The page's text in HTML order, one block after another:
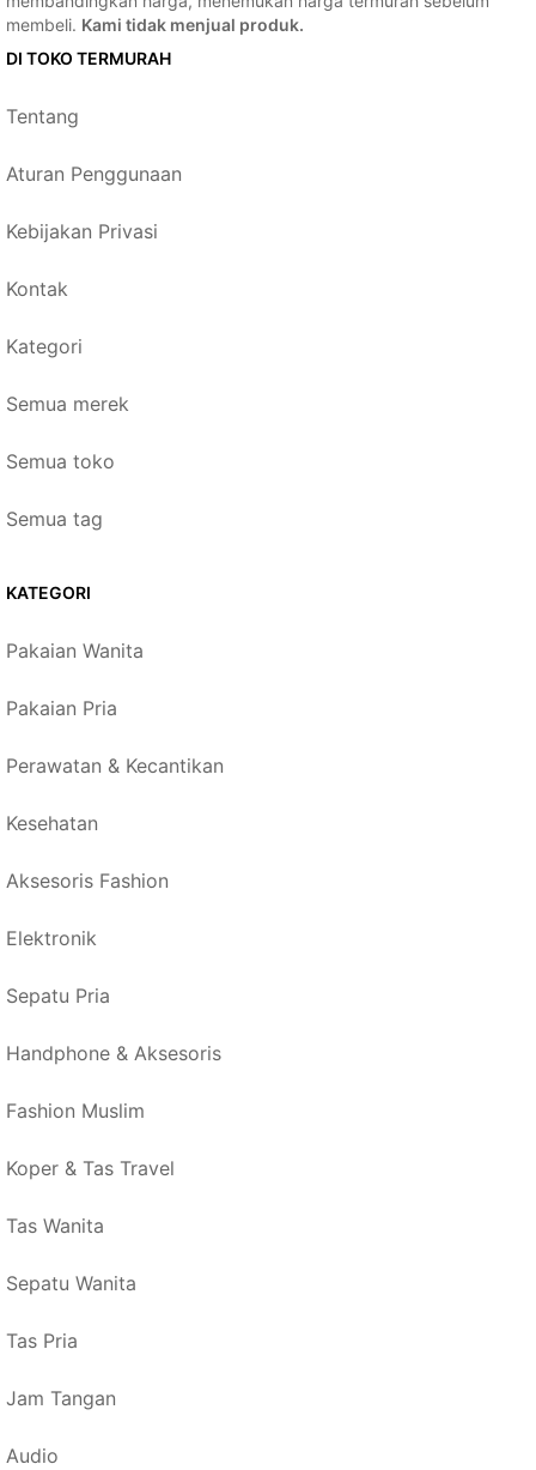
membeli. Kami tidak menjual produk.
DI TOKO TERMURAH
Tentang
Aturan Penggunaan
Kebijakan Privasi
Kontak
Kategori
Semua merek
Semua toko
Semua tag
KATEGORI
Pakaian Wanita
Pakaian Pria
Perawatan & Kecantikan
Kesehatan
Aksesoris Fashion
Elektronik
Sepatu Pria
Handphone & Aksesoris
Fashion Muslim
Koper & Tas Travel
Tas Wanita
Sepatu Wanita
Tas Pria
Jam Tangan
Audio